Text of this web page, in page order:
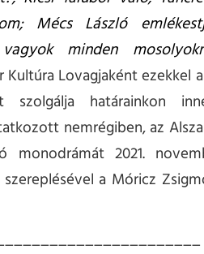
Mécs László
minden
Kultúra Lovagjaként ezekkel
szolgálja határainkon
nemrégiben, az
monodrámát 2021.
a Móricz